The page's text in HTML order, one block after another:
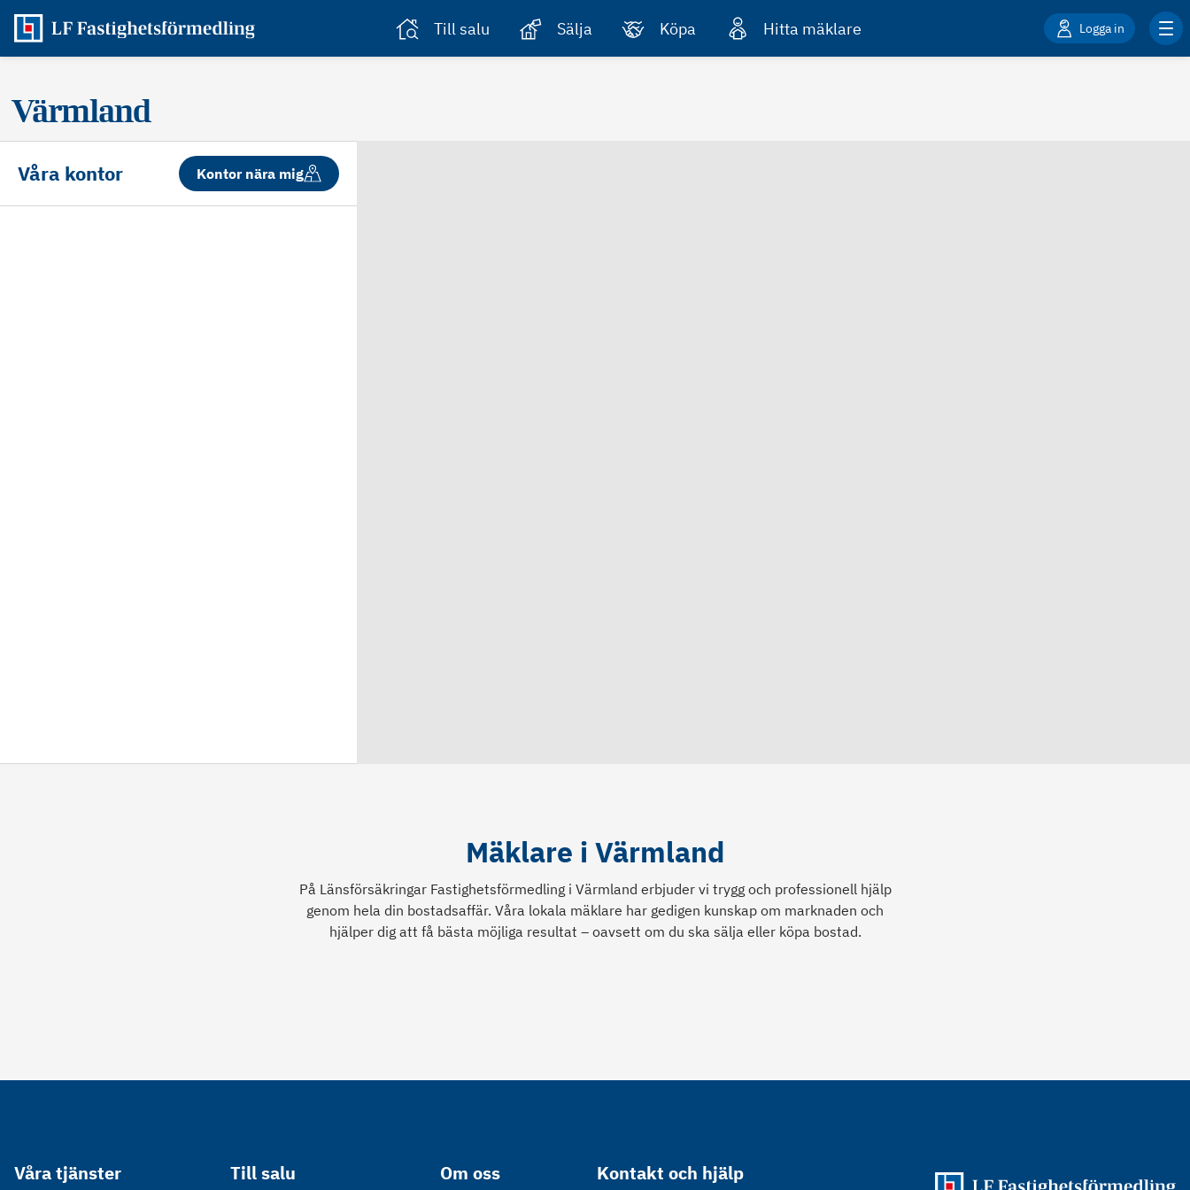
Till salu Sälja Köpa Hitta mäklare Logga in
Värmland
Våra kontor Kontor nära mig
Mäklare i Värmland
På Länsförsäkringar Fastighetsförmedling i Värmland erbjuder vi trygg och professionell hjälp
genom hela din bostadsaffär. Våra lokala mäklare har gedigen kunskap om marknaden och
hjälper dig att få bästa möjliga resultat – oavsett om du ska sälja eller köpa bostad.
Våra tjänster Till salu Om oss Kontakt och hjälp